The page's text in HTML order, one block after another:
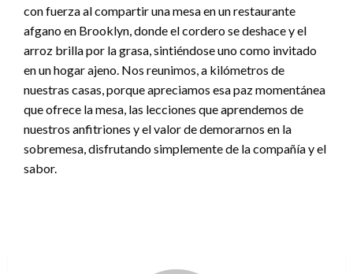
con fuerza al compartir una mesa en un restaurante
afgano en Brooklyn, donde el cordero se deshace y el
arroz brilla por la grasa, sintiéndose uno como invitado
en un hogar ajeno. Nos reunimos, a kilómetros de
nuestras casas, porque apreciamos esa paz momentánea
que ofrece la mesa, las lecciones que aprendemos de
nuestros anfitriones y el valor de demorarnos en la
sobremesa, disfrutando simplemente de la compañía y el
sabor.